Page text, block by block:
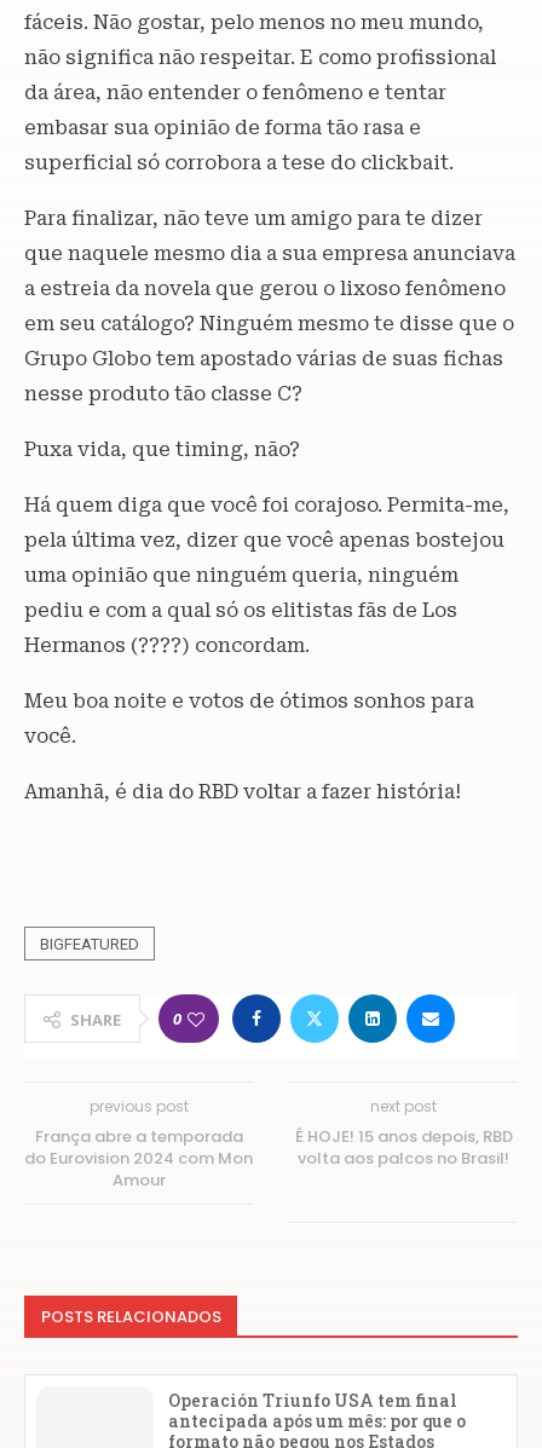
fáceis. Não gostar, pelo menos no meu mundo,
não significa não respeitar. E como profissional
da área, não entender o fenômeno e tentar
embasar sua opinião de forma tão rasa e
superficial só corrobora a tese do clickbait.
Para finalizar, não teve um amigo para te dizer
que naquele mesmo dia a sua empresa anunciava
a estreia da novela que gerou o lixoso fenômeno
em seu catálogo? Ninguém mesmo te disse que o
Grupo Globo tem apostado várias de suas fichas
nesse produto tão classe C?
Puxa vida, que timing, não?
Há quem diga que você foi corajoso. Permita-me,
pela última vez, dizer que você apenas bostejou
uma opinião que ninguém queria, ninguém
pediu e com a qual só os elitistas fãs de Los
Hermanos (????) concordam.
Meu boa noite e votos de ótimos sonhos para
você.
Amanhã, é dia do RBD voltar a fazer história!
BIGFEATURED
SHARE 0
previous post
França abre a temporada
do Eurovision 2024 com Mon
Amour
next post
É HOJE! 15 anos depois, RBD
volta aos palcos no Brasil!
POSTS RELACIONADOS
Operación Triunfo USA tem final
antecipada após um mês: por que o
formato não pegou nos Estados